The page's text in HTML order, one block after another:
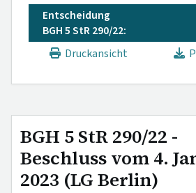
Entscheidung
BGH 5 StR 290/22:
Druckansicht
BGH 5 StR 290/22 -
Beschluss vom 4.
2023 (LG Berlin)